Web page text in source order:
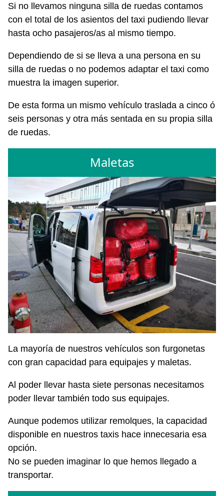
Si no llevamos ninguna silla de ruedas contamos
con el total de los asientos del taxi pudiendo llevar
hasta ocho pasajeros/as al mismo tiempo.
Dependiendo de si se lleva a una persona en su
silla de ruedas o no podemos adaptar el taxi como
muestra la imagen superior.
De esta forma un mismo vehículo traslada a cinco ó
seis personas y otra más sentada en su propia silla
de ruedas.
Maletas
La mayoría de nuestros vehículos son furgonetas
con gran capacidad para equipajes y maletas.
Al poder llevar hasta siete personas necesitamos
poder llevar también todo sus equipajes.
Aunque podemos utilizar remolques, la capacidad
disponible en nuestros taxis hace innecesaria esa
opción.
No se pueden imaginar lo que hemos llegado a
transportar.